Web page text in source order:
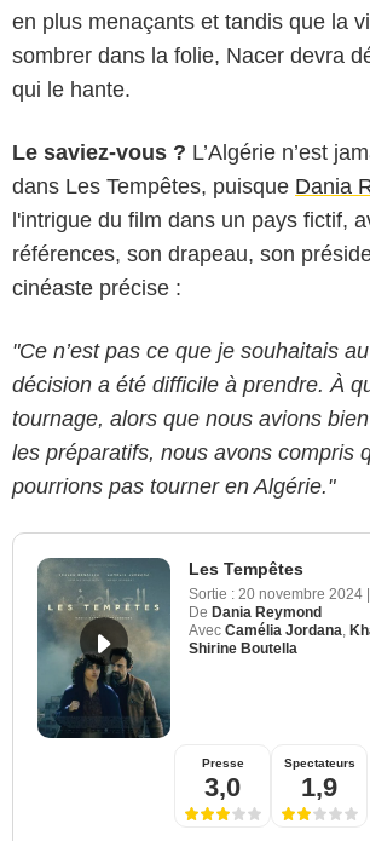
en plus menaçants et tandis que la
sombrer dans la folie, Nacer devra
qui le hante.
Le saviez-vous ? L’Algérie n’est
dans Les Tempêtes, puisque Dania
l'intrigue du film dans un pays fictif,
références, son drapeau, son
cinéaste précise :
"Ce n’est pas ce que je souhaitais
décision a été difficile à prendre. À
tournage, alors que nous avions
les préparatifs, nous avons compris
pourrions pas tourner en Algérie."
Les Tempêtes
Sortie : 20 novembre 2024 |
De Dania Reymond
Avec Camélia Jordana
Shirine Boutella
Presse
3,0
Spectateurs
1,9